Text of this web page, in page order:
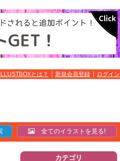
ILLUSTBOXとは？ 新規会員登録 ログイン
全てのイラストを見る!
カテゴリ